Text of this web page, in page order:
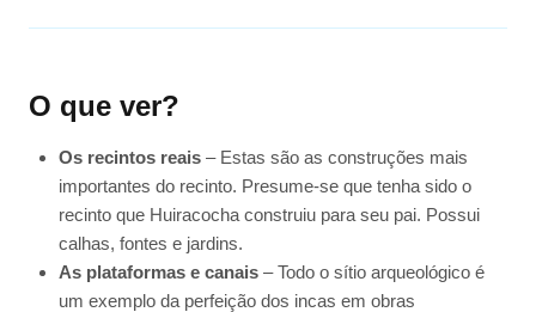
O que ver?
Os recintos reais– Estas são as construções mais
importantes do recinto. Presume-se que tenha sido o
recinto que Huiracocha construiu para seu pai. Possui
calhas, fontes e jardins.
As plataformas e canais– Todo o sítio arqueológico é
um exemplo da perfeição dos incas em obras